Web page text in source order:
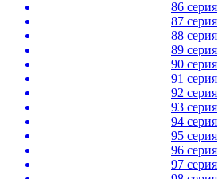
86 серия
87 серия
88 серия
89 серия
90 серия
91 серия
92 серия
93 серия
94 серия
95 серия
96 серия
97 серия